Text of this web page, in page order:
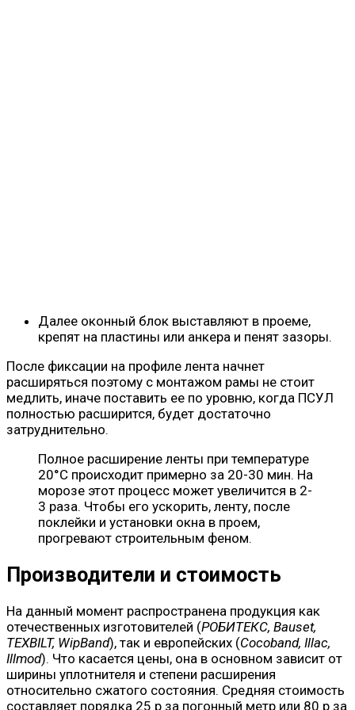
Далее оконный блок выставляют в проеме,
крепят на пластины или анкера и пенят зазоры.
После фиксации на профиле лента начнет
расширяться поэтому с монтажом рамы не стоит
медлить, иначе поставить ее по уровню, когда ПСУЛ
полностью расширится, будет достаточно
затруднительно.
Полное расширение ленты при температуре
20°C происходит примерно за 20-30 мин. На
морозе этот процесс может увеличится в 2-
3 раза. Чтобы его ускорить, ленту, после
поклейки и установки окна в проем,
прогревают строительным феном.
Производители и стоимость
На данный момент распространена продукция как
отечественных изготовителей (РОБИТЕКС, Bauset,
TEXBILT, WipBand), так и европейских (Cocoband, Illac,
Illmod). Что касается цены, она в основном зависит от
ширины уплотнителя и степени расширения
относительно сжатого состояния. Средняя стоимость
составляет порядка 25 р за погонный метр или 80 р за